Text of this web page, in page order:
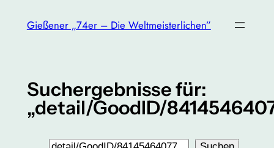
InhaltGießener „74er – Die Weltmeisterlichen”
Suchergebnisse für:
„detail/GoodID/